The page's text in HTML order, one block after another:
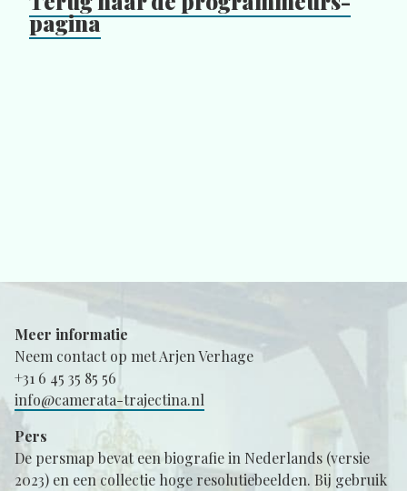
pagina
Meer informatie
Neem contact op met Arjen Verhage
+31 6 45 35 85 56
info@camerata-trajectina.nl
Pers
De persmap bevat een biografie in Nederlands (versie
2023) en een collectie hoge resolutiebeelden. Bij gebruik